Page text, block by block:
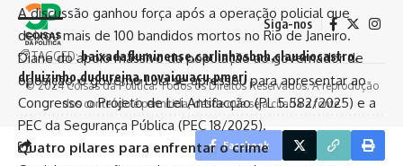
TAGGED:baixadafluminense carlinhosbnh claudiocastro
drluizinho dudureina novaiguacu pmerj
Facebook
A discussão ganhou força após a operação policial que
deixou mais de 100 bandidos mortos no Rio de Janeiro.
Diane do apoio massivo da população ao governador de
oposição, o governo Lula se apressou para apresentar ao
Congresso o Projeto de Lei Antifacção (PL 5.582/2025) e a
PEC da Segurança Pública (PEC 18/2025).
Quatro pilares para enfrentar o crime
Siga-nos
© 2024 Coisas da Política. Todos os Direitos Reservados. A reprodução
dos conteúdo é permitida, desde que seja citada a fonte.